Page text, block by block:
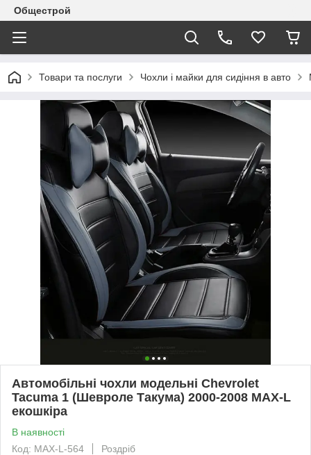
Общестрой
Товари та послуги Чохли і майки для сидіння в авто
Автомобільні чохли модельні Chevrolet
Tacuma 1 (Шевроле Такума) 2000-2008 MAX-L
екошкіра
В наявності
Код: MAX-L-564
Роздріб